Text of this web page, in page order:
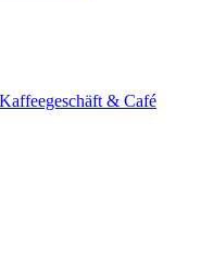
& Café